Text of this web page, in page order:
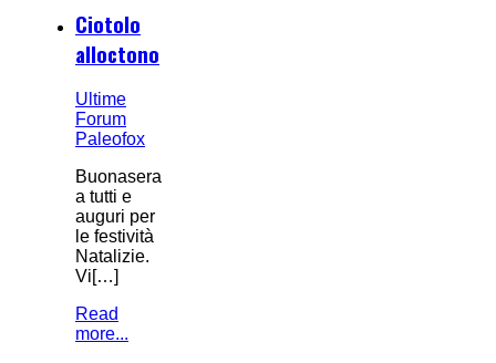
Ciotolo
alloctono
Ultime
Forum
Paleofox
Buonasera
a tutti e
auguri per
le festività
Natalizie.
Vi[…]
Read
more...